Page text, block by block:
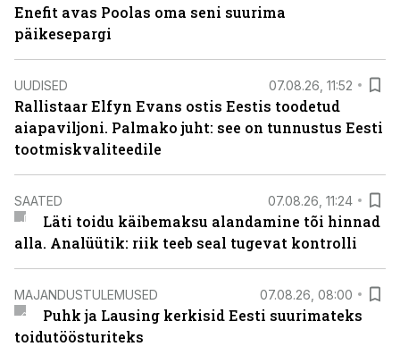
Enefit avas Poolas oma seni suurima
päikesepargi
UUDISED 07.08.26, 11:52
Rallistaar Elfyn Evans ostis Eestis toodetud
aiapaviljoni. Palmako juht: see on tunnustus Eesti
tootmiskvaliteedile
SAATED 07.08.26, 11:24
Läti toidu käibemaksu alandamine tõi hinnad
alla. Analüütik: riik teeb seal tugevat kontrolli
MAJANDUSTULEMUSED 07.08.26, 08:00
Puhk ja Lausing kerkisid Eesti suurimateks
toidutöösturiteks